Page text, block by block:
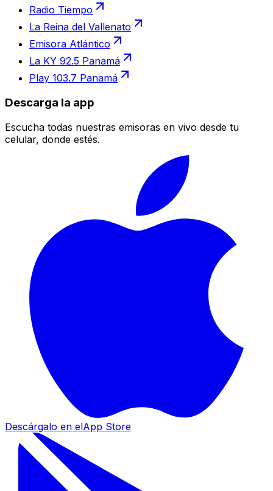
Radio Tiempo
La Reina del Vallenato
Emisora Atlántico
La KY 92.5 Panamá
Play 103.7 Panamá
Descarga la app
Escucha todas nuestras emisoras en vivo desde tu
celular, donde estés.
Descárgalo en elApp Store